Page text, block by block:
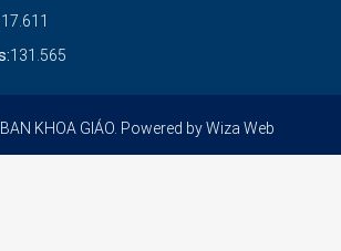
17.611
131.565
KHOA GIÁO. Powered byWiza Web